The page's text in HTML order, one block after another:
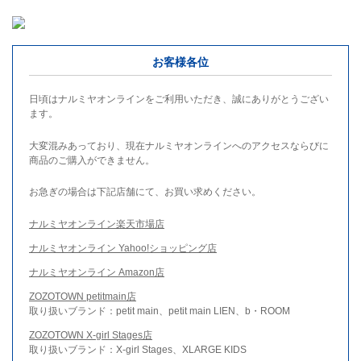
お客様各位
日頃はナルミヤオンラインをご利用いただき、誠にありがとうござい
ます。
大変混みあっており、現在ナルミヤオンラインへのアクセスならびに
商品のご購入ができません。
お急ぎの場合は下記店舗にて、お買い求めください。
ナルミヤオンライン楽天市場店
ナルミヤオンライン Yahoo!ショッピング店
ナルミヤオンライン Amazon店
ZOZOTOWN petitmain店
取り扱いブランド：petit main、petit main LIEN、b・ROOM
ZOZOTOWN X-girl Stages店
取り扱いブランド：X-girl Stages、XLARGE KIDS